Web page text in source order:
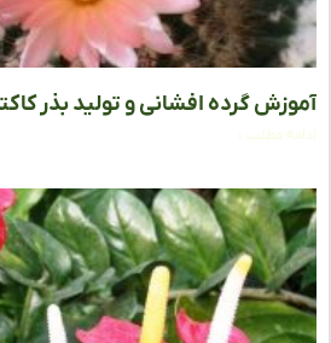
گرده افشانی و تولید بذر کاکتوس
مطلب »